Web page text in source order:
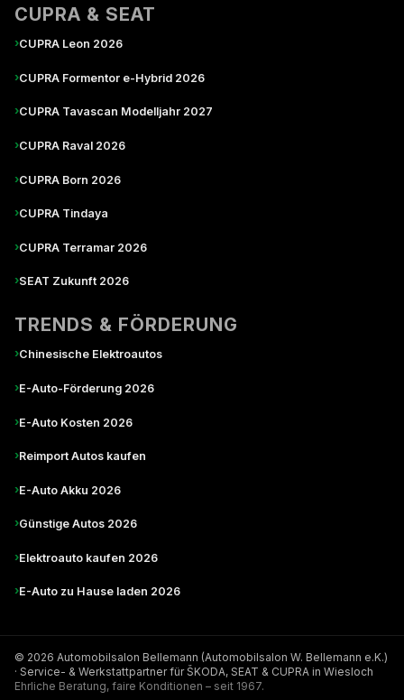
CUPRA & SEAT
›CUPRA Leon 2026
›CUPRA Formentor e-Hybrid 2026
›CUPRA Tavascan Modelljahr 2027
›CUPRA Raval 2026
›CUPRA Born 2026
›CUPRA Tindaya
›CUPRA Terramar 2026
›SEAT Zukunft 2026
TRENDS & FÖRDERUNG
›Chinesische Elektroautos
›E-Auto-Förderung 2026
›E-Auto Kosten 2026
›Reimport Autos kaufen
›E-Auto Akku 2026
›Günstige Autos 2026
›Elektroauto kaufen 2026
›E-Auto zu Hause laden 2026
© 2026 Automobilsalon Bellemann (Automobilsalon W. Bellemann e.K.)
· Service- & Werkstattpartner für ŠKODA, SEAT & CUPRA in Wiesloch
Ehrliche Beratung, faire Konditionen – seit 1967.